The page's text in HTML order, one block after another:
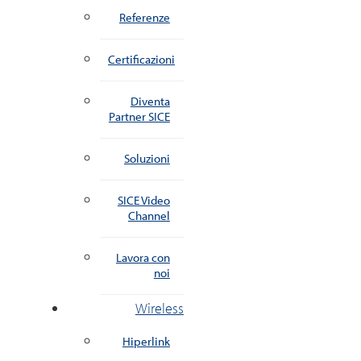
Referenze
Certificazioni
Diventa
Partner SICE
Soluzioni
SICE Video
Channel
Lavora con
noi
Wireless
Hiperlink